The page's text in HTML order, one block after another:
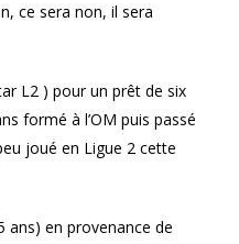
ce sera non, il sera
L2 ) pour un prêt de six
formé à l’OM puis passé
joué en Ligue 2 cette
ans) en provenance de